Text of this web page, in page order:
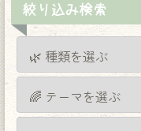
絞り込み検索